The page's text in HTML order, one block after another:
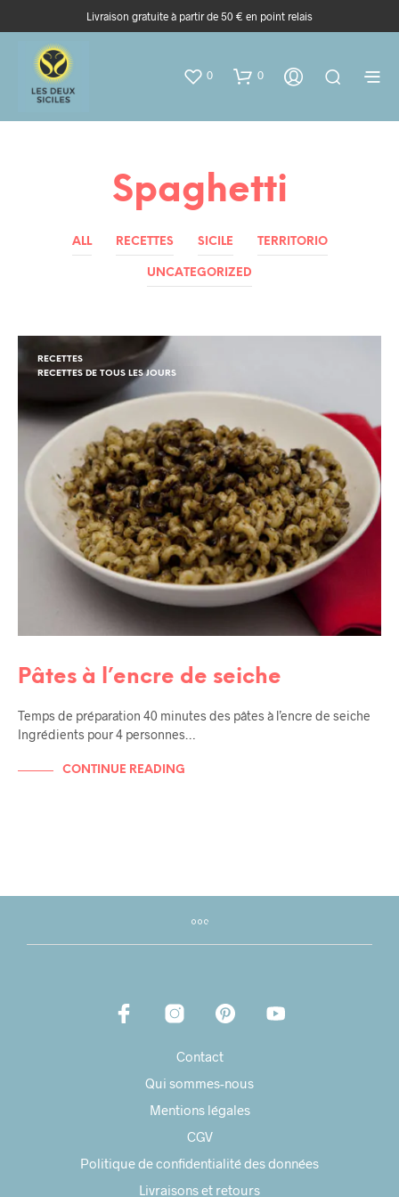
Livraison gratuite à partir de 50 € en point relais
0 0
Spaghetti
ALL RECETTES SICILE TERRITORIO
UNCATEGORIZED
RECETTES
RECETTES DE TOUS LES JOURS
Pâtes à l’encre de seiche
Temps de préparation 40 minutes des pâtes à l’encre de seiche
Ingrédients pour 4 personnes…
CONTINUE READING
Contact
Qui sommes-nous
Mentions légales
CGV
Politique de confidentialité des données
Livraisons et retours